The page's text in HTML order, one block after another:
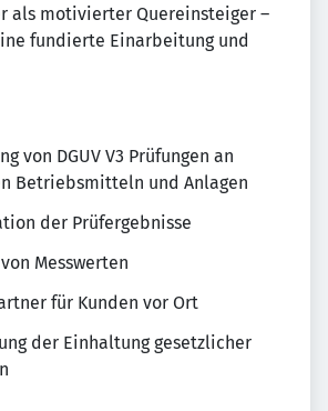
als motivierter Quereinsteiger –
fundierte Einarbeitung und
von DGUV V3 Prüfungen an
Betriebsmitteln und Anlagen
der Prüfergebnisse
Messwerten
für Kunden vor Ort
der Einhaltung gesetzlicher